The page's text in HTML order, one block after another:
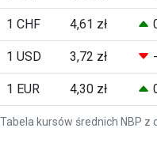
Tabela kursów średnich NBP z
1 CHF 4,61 zł
1 USD 3,72 zł
1 EUR 4,30 zł